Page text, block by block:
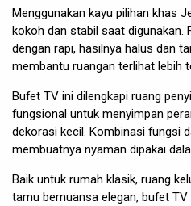
Menggunakan kayu pilihan khas
kokoh dan stabil saat digunakan.
dengan rapi, hasilnya halus dan
membantu ruangan terlihat lebih
Bufet TV ini dilengkapi ruang
fungsional untuk menyimpan
dekorasi kecil. Kombinasi fungsi
membuatnya nyaman dipakai
Baik untuk rumah klasik, ruang
tamu bernuansa elegan, bufet